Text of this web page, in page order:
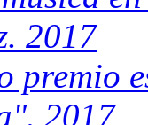
2017
premio
2017